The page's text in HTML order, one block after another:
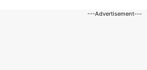
---Advertisement---